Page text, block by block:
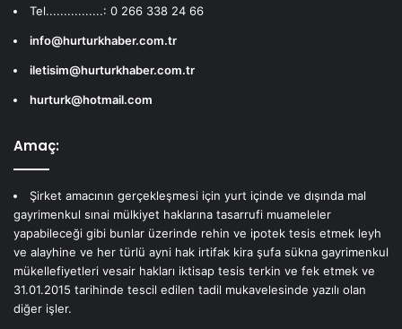
Tel................: 0 266 338 24 66
info@hurturkhaber.com.tr
iletisim@hurturkhaber.com.tr
hurturk@hotmail.com
Amaç:
Şirket amacının gerçekleşmesi için yurt içinde ve dışında mal
gayrimenkul sınai mülkiyet haklarına tasarrufi muameleler
yapabileceği gibi bunlar üzerinde rehin ve ipotek tesis etmek leyh
ve alayhine ve her türlü ayni hak irtifak kira şufa sükna gayrimenkul
mükellefiyetleri vesair hakları iktisap tesis terkin ve fek etmek ve
31.01.2015 tarihinde tescil edilen tadil mukavelesinde yazılı olan
diğer işler.